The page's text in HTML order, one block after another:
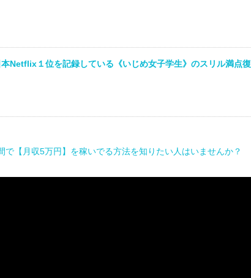
本Netflix１位を記録している《いじめ女子学生》のスリル満点復
【月収5万円】を稼いでる方法を知りたい人はいませんか？